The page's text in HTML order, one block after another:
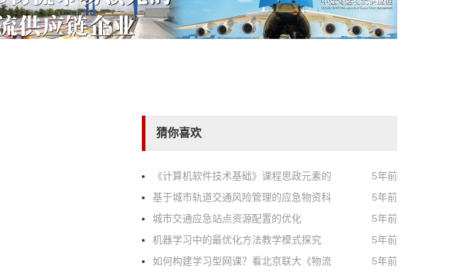
猜你喜欢
《计算机软件技术基础》课程思政元素的
5年前
基于城市轨道交通风险管理的应急物资科
5年前
城市交通应急站点资源配置的优化
5年前
机器学习中的最优化方法教学模式探究
5年前
如何构建学习型网课？看北京联大《物流
5年前